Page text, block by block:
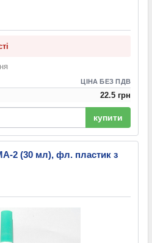
ЦІНА БЕЗ ПДВ
22.5 грн
купити
2 (30 мл), фл. пластик з